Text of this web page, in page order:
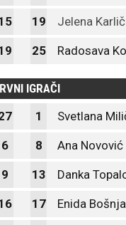
19 Jelena
25 Radosava
IGRAČI
1 Svetlana
6 8 Ana Novović
9 13 Danka
17 Enida